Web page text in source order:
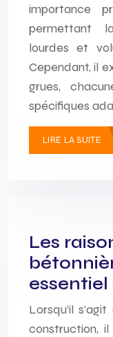
importance
permettant
lourdes et
Cependant, il
grues,
spécifiques
LIRE LA SUITE
Les
Lorsqu’il
construction,